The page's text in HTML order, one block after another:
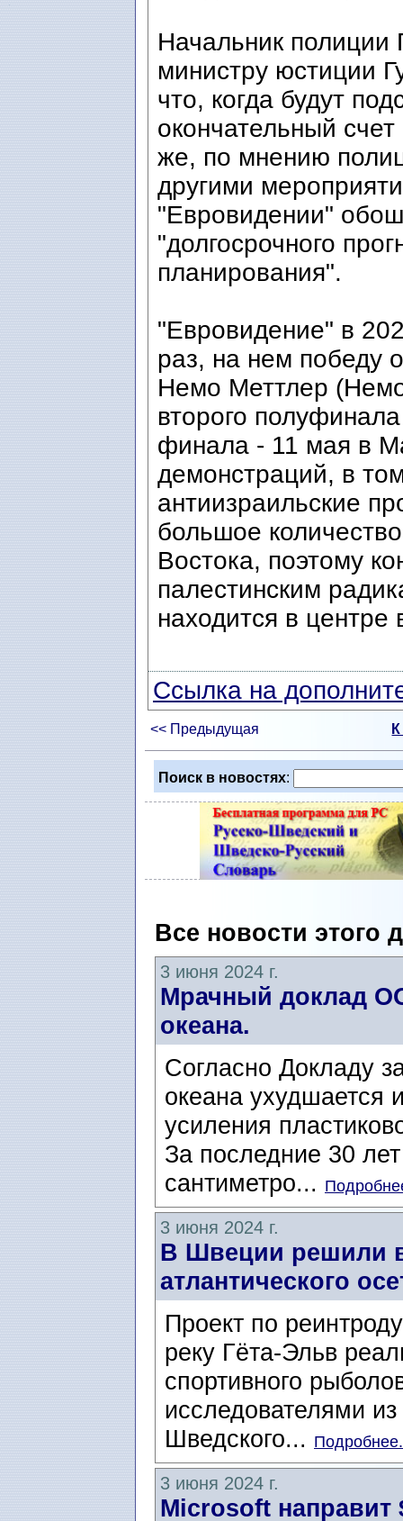
Начальник полиции
министру юстиции
что, когда будут
окончательный
же, по мнению
другими
"Евровидении"
"долгосрочного
планирования".
"Евровидение" в
раз, на нем победу
Немо Меттлер
второго
финала - 11 мая в
демонстраций, в
антиизраильские
большое
Востока, поэтому
палестинским
находится в
Ссылка на
<< Предыдущая
Поиск в новостях:
Все новости этого
3 июня 2024 г.
Мрачный доклад
океана.
Согласно Докладу
океана ухудшается
усиления
За последние 30
сантиметро...
3 июня 2024 г.
В Швеции решили
атлантического
Проект по
реку Гёта-Эльв
спортивного
исследователями из
Шведского...
3 июня 2024 г.
Microsoft направит